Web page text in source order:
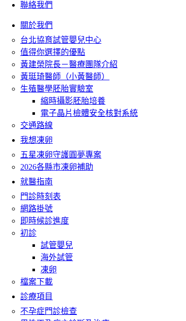
聯絡我們
關於我們
台北協育試管嬰兒中心
值得你選擇的優點
黃建榮院長－醫療團隊介紹
黃珽琦醫師（小黃醫師）
生殖醫學胚胎實驗室
縮時攝影胚胎培養
電子晶片檢體安全核對系統
交通路線
我想凍卵
五星凍卵守護圓夢專案
2026各縣市凍卵補助
就醫指南
門診時刻表
網路掛號
即時候診進度
初診
試管嬰兒
海外試管
凍卵
檔案下載
診療項目
不孕症門診檢查